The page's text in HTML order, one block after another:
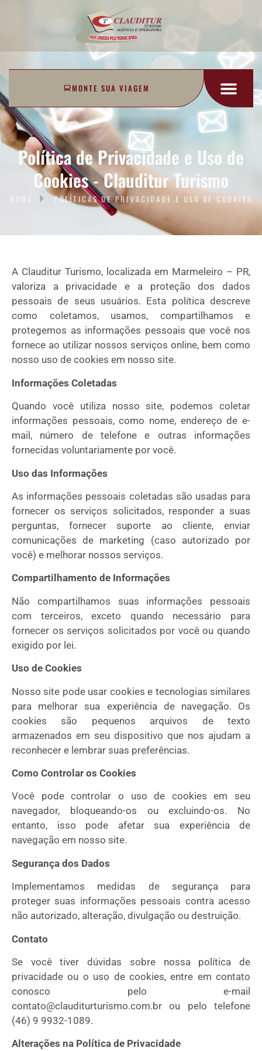
MONTE SUA VIAGEM
Política de Privacidade e Uso de
Cookies - Clauditur Turismo
POLÍTICAS DE PRIVACIDADE E USO DE COOKIES
A Clauditur Turismo, localizada em Marmeleiro – PR,
valoriza a privacidade e a proteção dos dados
pessoais de seus usuários. Esta política descreve
como coletamos, usamos, compartilhamos e
protegemos as informações pessoais que você nos
fornece ao utilizar nossos serviços online, bem como
nosso uso de cookies em nosso site.
Informações Coletadas
Quando você utiliza nosso site, podemos coletar
informações pessoais, como nome, endereço de e-
mail, número de telefone e outras informações
fornecidas voluntariamente por você.
Uso das Informações
As informações pessoais coletadas são usadas para
fornecer os serviços solicitados, responder a suas
perguntas, fornecer suporte ao cliente, enviar
comunicações de marketing (caso autorizado por
você) e melhorar nossos serviços.
Compartilhamento de Informações
Não compartilhamos suas informações pessoais
com terceiros, exceto quando necessário para
fornecer os serviços solicitados por você ou quando
exigido por lei.
Uso de Cookies
Nosso site pode usar cookies e tecnologias similares
para melhorar sua experiência de navegação. Os
cookies são pequenos arquivos de texto
armazenados em seu dispositivo que nos ajudam a
reconhecer e lembrar suas preferências.
Como Controlar os Cookies
Você pode controlar o uso de cookies em seu
navegador, bloqueando-os ou excluindo-os. No
entanto, isso pode afetar sua experiência de
navegação em nosso site.
Segurança dos Dados
Implementamos medidas de segurança para
proteger suas informações pessoais contra acesso
não autorizado, alteração, divulgação ou destruição.
Contato
Se você tiver dúvidas sobre nossa política de
privacidade ou o uso de cookies, entre em contato
conosco pelo e-mail
contato@clauditurturismo.com.br ou pelo telefone
(46) 9 9932-1089.
Alterações na Política de Privacidade